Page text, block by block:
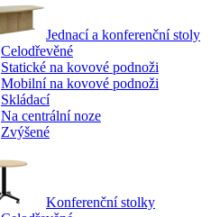
Jednací a konferenční stoly
Celodřevěné
Statické na kovové podnoži
Mobilní na kovové podnoži
Skládací
Na centrální noze
Zvýšené
Konferenční stolky